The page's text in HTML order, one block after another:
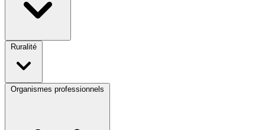
Ruralité
Organismes professionnels